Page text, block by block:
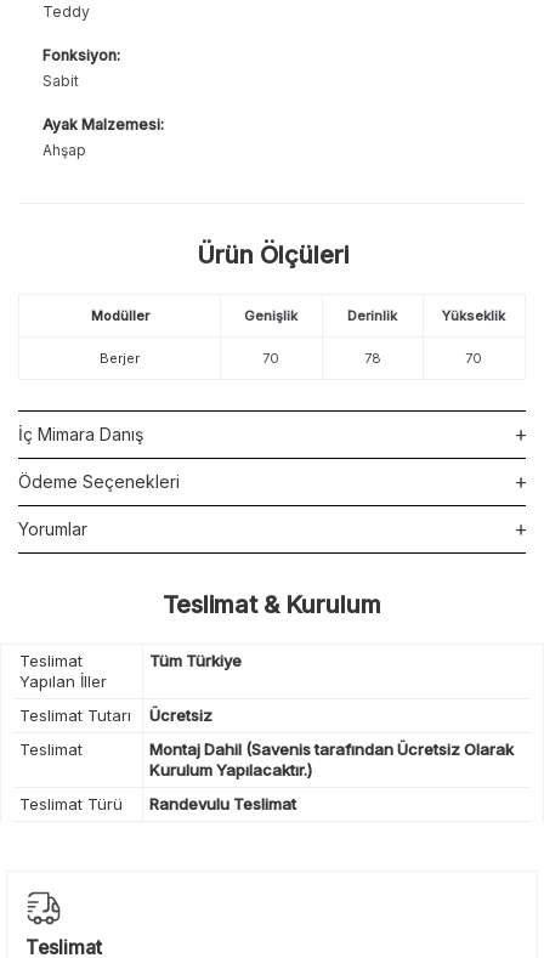
Teddy
Fonksiyon:
Sabit
Ayak Malzemesi:
Ahşap
Ürün Ölçüleri
Modüller Genişlik Derinlik Yükseklik
Berjer 70 78 70
İç Mimara Danış
Ödeme Seçenekleri
Yorumlar
Teslimat & Kurulum
Teslimat
Yapılan İller
Tüm Türkiye
Teslimat Tutarı
Ücretsiz
Teslimat
Montaj Dahil (Savenis tarafından Ücretsiz Olarak
Kurulum Yapılacaktır.)
Teslimat Türü
Randevulu Teslimat
Teslimat